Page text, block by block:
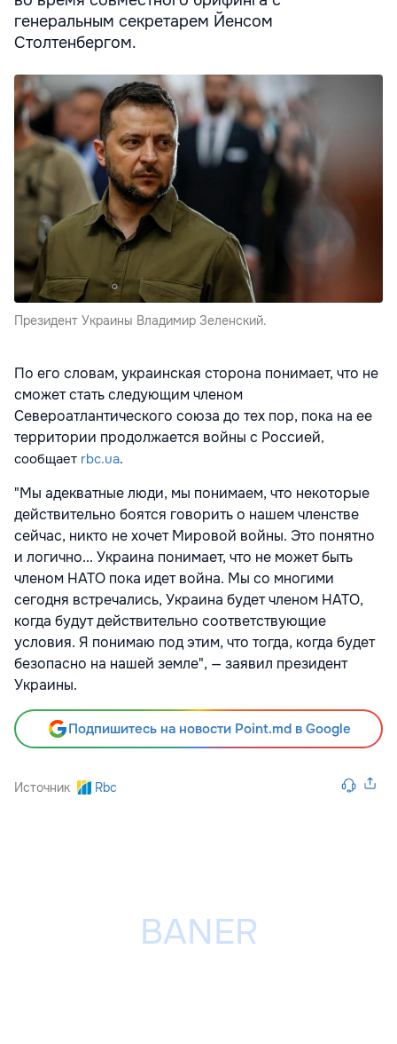
генеральным секретарем Йенсом
Столтенбергом.
Президент Украины Владимир Зеленский.
По его словам, украинская сторона понимает, что не
сможет стать следующим членом
Североатлантического союза до тех пор, пока на ее
территории продолжается войны с Россией,
сообщает rbc.ua.
"Мы адекватные люди, мы понимаем, что некоторые
действительно боятся говорить о нашем членстве
сейчас, никто не хочет Мировой войны. Это понятно
и логично... Украина понимает, что не может быть
членом НАТО пока идет война. Мы со многими
сегодня встречались, Украина будет членом НАТО,
когда будут действительно соответствующие
условия. Я понимаю под этим, что тогда, когда будет
безопасно на нашей земле", — заявил президент
Украины.
Подпишитесь на новости Point.md в Google
Источник Rbc